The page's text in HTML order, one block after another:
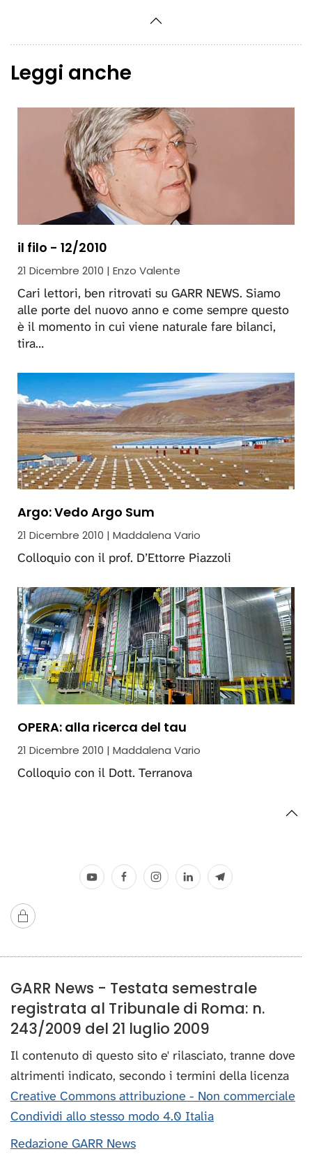
Leggi anche
il filo - 12/2010
21 Dicembre 2010 | Enzo Valente
Cari lettori, ben ritrovati su GARR NEWS. Siamo
alle porte del nuovo anno e come sempre questo
è il momento in cui viene naturale fare bilanci,
tira…
Argo: Vedo Argo Sum
21 Dicembre 2010 | Maddalena Vario
Colloquio con il prof. D’Ettorre Piazzoli
OPERA: alla ricerca del tau
21 Dicembre 2010 | Maddalena Vario
Colloquio con il Dott. Terranova
GARR News - Testata semestrale
registrata al Tribunale di Roma: n.
243/2009 del 21 luglio 2009
Il contenuto di questo sito e' rilasciato, tranne dove
altrimenti indicato, secondo i termini della licenza
Creative Commons attribuzione - Non commerciale
Condividi allo stesso modo 4.0 Italia
Redazione GARR News